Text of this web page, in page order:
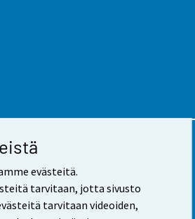
evästeitä.
tarvitaan, jotta sivusto
tarvitaan videoiden,